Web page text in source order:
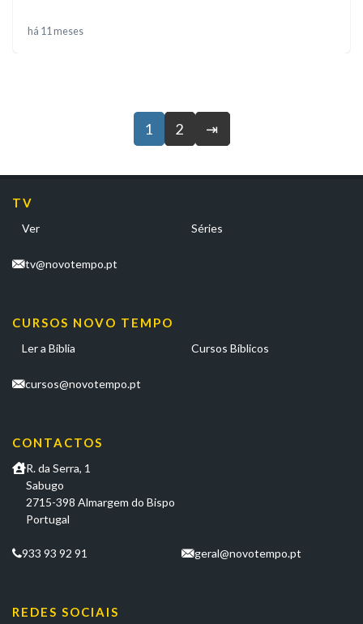
há 11 meses
1 2 ⇥
TV
Ver Séries
tv@novotempo.pt
CURSOS NOVO TEMPO
Ler a Bíblia Cursos Bíblicos
cursos@novotempo.pt
CONTACTOS
R. da Serra, 1
Sabugo
2715-398 Almargem do Bispo
Portugal
933 93 92 91 geral@novotempo.pt
REDES SOCIAIS